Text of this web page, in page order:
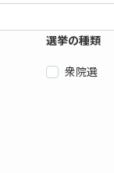
選挙の種類
衆院選